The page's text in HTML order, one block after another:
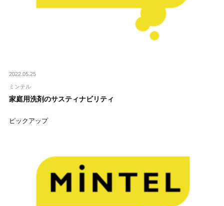
2022.05.25
ミンテル
家庭用洗剤のサスティナビリティ
ピックアップ